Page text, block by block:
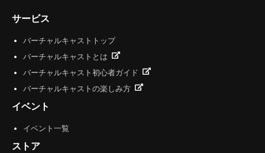
サービス
バーチャルキャストトップ
バーチャルキャストとは
バーチャルキャスト初心者ガイド
バーチャルキャストの楽しみ方
イベント
イベント一覧
ストア